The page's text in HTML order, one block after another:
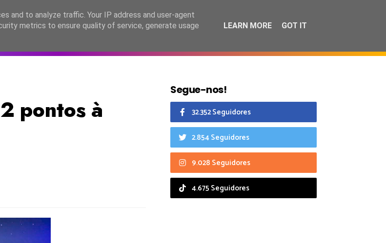
PORTUGAL LANÇAMENTOS ESPECIAIS CALENDÁRIO
pontos à
Segue-nos!
32.352 Seguidores
2.854 Seguidores
9.028 Seguidores
4.675 Seguidores
and to analyze traffic. Your IP address and user-agent
metrics to ensure quality of service, generate usage
LEARN MORE GOT IT